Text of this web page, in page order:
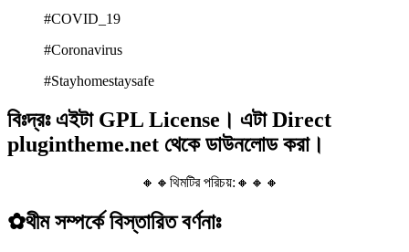
#COVID_19
#Coronavirus
#Stayhomestaysafe
বিঃদ্রঃএইটা GPL License। এটা Direct
plugintheme.net থেকে ডাউনলোড করা।
🔸🔸থিমটির পরিচয়:🔸🔸🔸
✿থীম সম্পর্কে বিস্তারিত বর্ণনাঃ